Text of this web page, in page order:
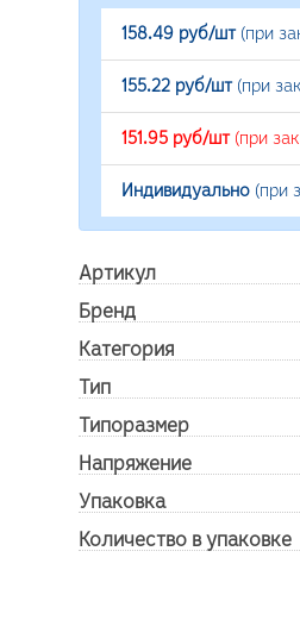
158.49 руб/шт(при
155.22 руб/шт(при
151.95 руб/шт(при
Индивидуально (при
Артикул
Бренд
Категория
Тип
Типоразмер
Напряжение
Упаковка
Количество в упаковке